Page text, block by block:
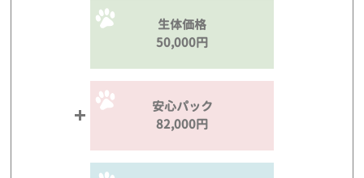
生体価格
50,000円
安心パック
82,000円